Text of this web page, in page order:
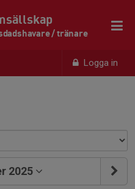
Logga in
/ tränare
2025